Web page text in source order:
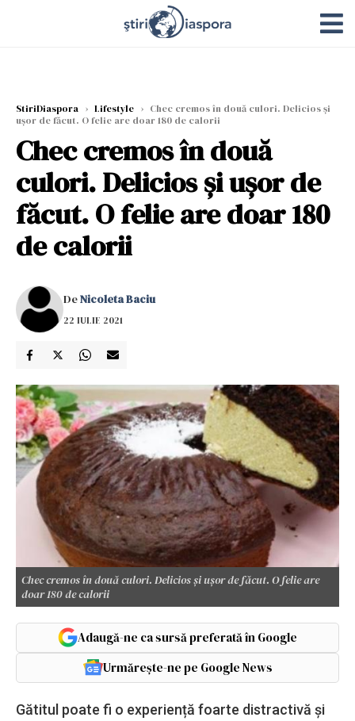
StiriDiaspora › Lifestyle › Chec cremos în două culori. Delicios și
ușor de făcut. O felie are doar 180 de calorii
Chec cremos în două
culori. Delicios și ușor de
făcut. O felie are doar 180
de calorii
DeNicoleta Baciu
22 IULIE 2021
Chec cremos în două culori. Delicios și ușor de făcut. O felie are
doar 180 de calorii
Adaugă-ne ca sursă preferată în Google
Urmărește-ne pe Google News
Gătitul poate fi o experiență foarte distractivă și